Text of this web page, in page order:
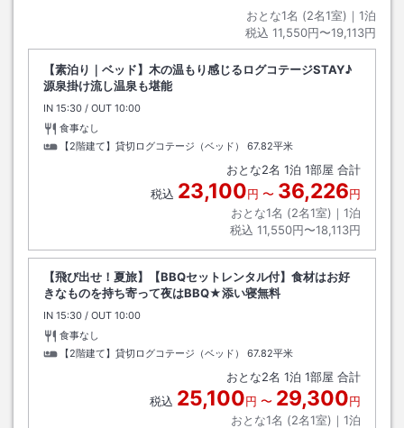
おとな1名 (2名1室)｜ 1泊
税込 11,550円〜19,113円
【素泊り｜ベッド】木の温もり感じるログコテージSTAY♪
源泉掛け流し温泉も堪能
IN チェックイン
15:30 / OUT チェックアウト
10:00
食事なし
【2階建て】貸切ログコテージ（ベッド）
67.82平米
おとな2名 1泊 1部屋 合計
税込 23,100円 〜 36,226円
おとな1名 (2名1室)｜ 1泊
税込 11,550円〜18,113円
【飛び出せ！夏旅】【BBQセットレンタル付】食材はお好
きなものを持ち寄って夜はBBQ★添い寝無料
IN チェックイン
15:30 / OUT チェックアウト
10:00
食事なし
【2階建て】貸切ログコテージ（ベッド）
67.82平米
おとな2名 1泊 1部屋 合計
税込 25,100円 〜 29,300円
おとな1名 (2名1室)｜ 1泊